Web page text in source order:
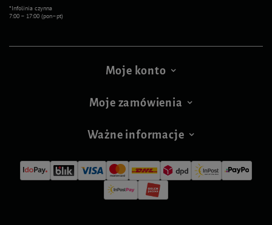
*Infolinia czynna
7:00 – 17:00 (pon–pt)
Moje konto
Moje zamówienia
Ważne informacje